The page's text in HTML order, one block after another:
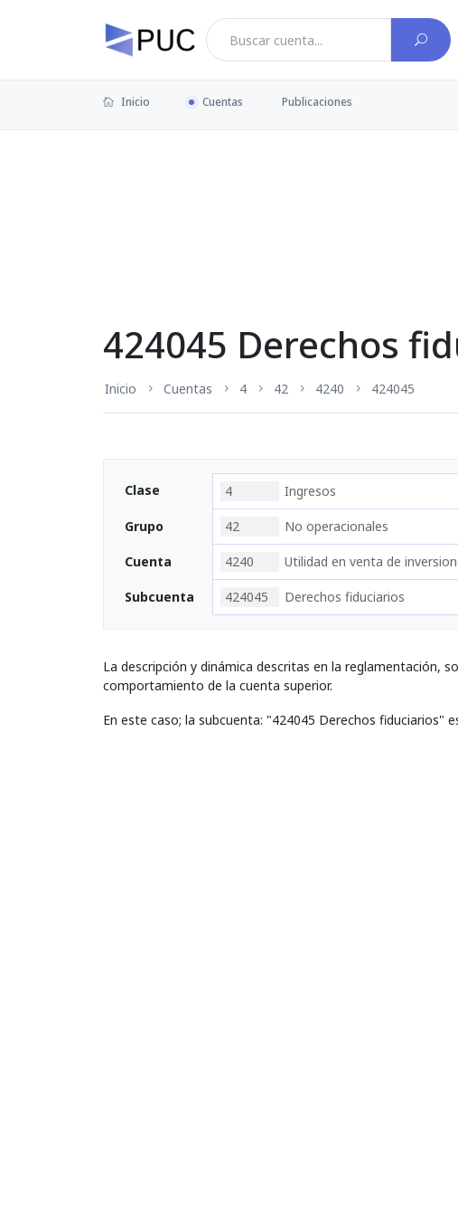
Inicio Cuentas Publicaciones
424045 Derechos
Inicio Cuentas 4 42 4240 424045
Clase 4 Ingresos
Grupo 42 No operacionales
Cuenta 4240 Utilidad en venta de
Subcuenta 424045 Derechos fiduciarios
La descripción y dinámica descritas en la reglamentación,
comportamiento de la cuenta superior.
En este caso; la subcuenta: "424045 Derechos fiduciarios"